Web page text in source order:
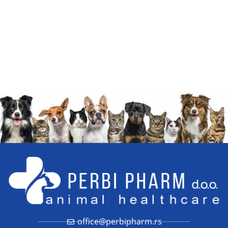
office@perbipharm.rs